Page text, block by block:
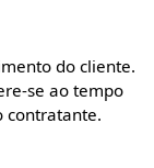
do cliente.
se ao tempo
contratante.